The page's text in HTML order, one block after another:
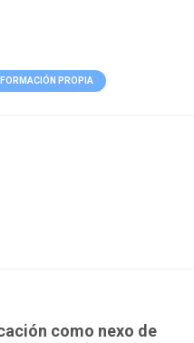
FORMACIÓN PROPIA
como nexo de